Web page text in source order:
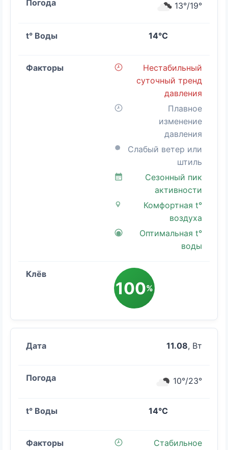
13°/19°
14°C
Нестабильный
суточный тренд
давления
Плавное
изменение
давления
Слабый ветер или
штиль
Сезонный пик
активности
Комфортная t°
воздуха
Оптимальная t°
воды
100%
11.08, Вт
10°/23°
14°C
Стабильное